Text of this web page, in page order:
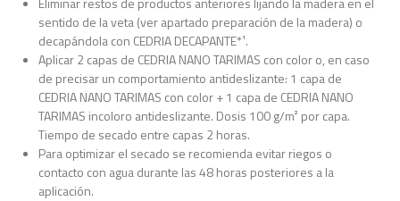
sentido de la veta (ver apartado preparación de la madera) o
decapándola con CEDRIA DECAPANTE*¹.
Aplicar 2 capas de CEDRIA NANO TARIMAS con color o, en caso
de precisar un comportamiento antideslizante: 1 capa de
CEDRIA NANO TARIMAS con color + 1 capa de CEDRIA NANO
TARIMAS incoloro antideslizante. Dosis 100 g/m² por capa.
Tiempo de secado entre capas 2 horas.
Para optimizar el secado se recomienda evitar riegos o
contacto con agua durante las 48 horas posteriores a la
aplicación.